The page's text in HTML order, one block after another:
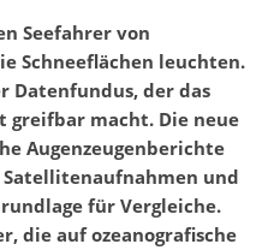
Seefahrer von
Schneeflächen leuchten.
Datenfundus, der das
greifbar macht. Die neue
Augenzeugenberichte
und
für Vergleiche.
die auf ozeanografische